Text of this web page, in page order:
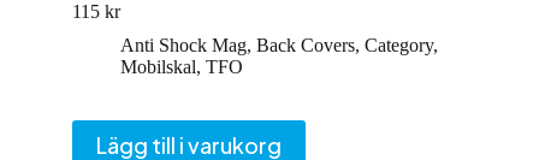
115 kr
Anti Shock Mag, Back Covers, Category,
Mobilskal, TFO
Lägg till i varukorg